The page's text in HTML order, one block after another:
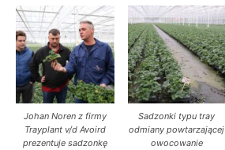
Johan Noren z firmy
Trayplant v/d Avoird
prezentuje sadzonkę
Sadzonki typu tray
odmiany powtarzającej
owocowanie